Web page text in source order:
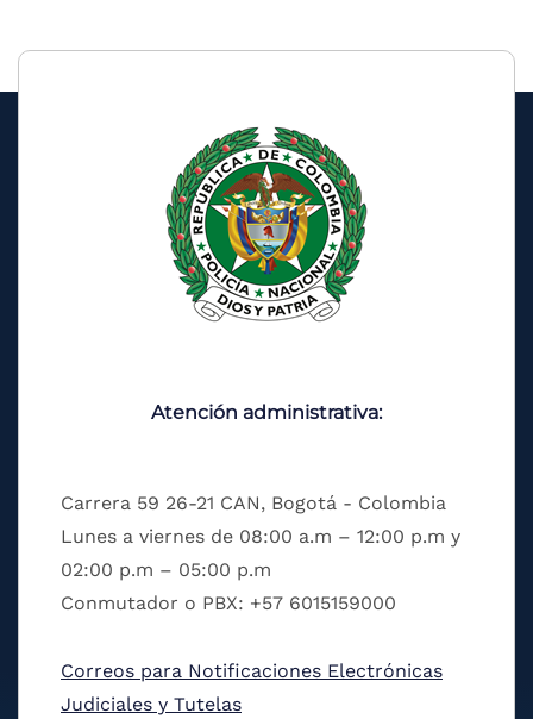
Atención administrativa:
Carrera 59 26-21 CAN, Bogotá - Colombia
Lunes a viernes de 08:00 a.m – 12:00 p.m y
02:00 p.m – 05:00 p.m
Conmutador o PBX: +57 6015159000
Correos para Notificaciones Electrónicas
Judiciales y Tutelas